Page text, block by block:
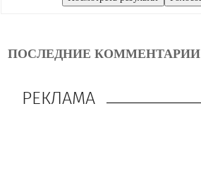
ПОСЛЕДНИЕ КОММЕНТАРИИ
РЕКЛАМА